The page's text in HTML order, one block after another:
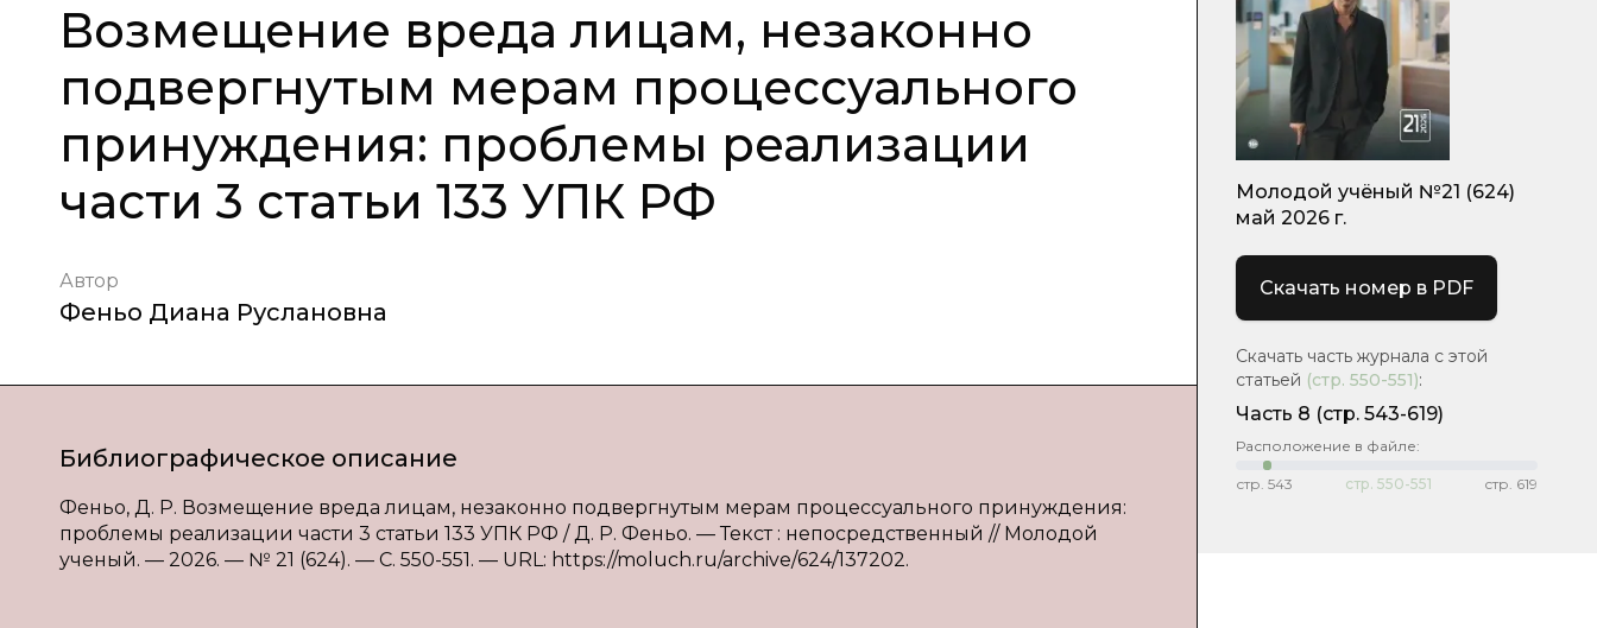
Возмещение вреда лицам, незаконно
подвергнутым мерам процессуального
принуждения: проблемы реализации
части 3 статьи 133 УПК РФ
Автор
Феньо Диана Руслановна
Библиографическое описание
Феньо, Д. Р. Возмещение вреда лицам, незаконно подвергнутым мерам процессуального принуждения:
проблемы реализации части 3 статьи 133 УПК РФ / Д. Р. Феньо. — Текст : непосредственный // Молодой
ученый. — 2026. — № 21 (624). — С. 550-551. — URL: https://moluch.ru/archive/624/137202.
Молодой учёный №21 (624)
май 2026 г.
Скачать номер в PDF
Скачать часть журнала с этой
статьей (стр. 550-551):
Часть 8 (стр. 543-619)
Расположение в файле:
стр. 543 стр. 550-551 стр. 619